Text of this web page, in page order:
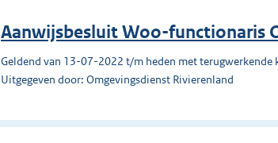
Aanwijsbesluit Woo-functionaris
Geldend van 13-07-2022 t/m heden met
Uitgegeven door: Omgevingsdienst Rivierenland